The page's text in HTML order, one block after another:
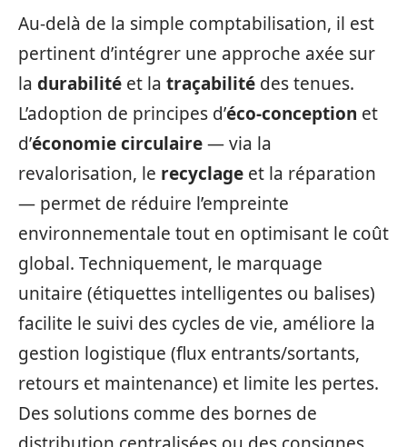
Au-delà de la simple comptabilisation, il est
pertinent d’intégrer une approche axée sur
la durabilité et la traçabilité des tenues.
L’adoption de principes d’éco-conception et
d’économie circulaire— via la
revalorisation, le recyclage et la réparation
— permet de réduire l’empreinte
environnementale tout en optimisant le coût
global. Techniquement, le marquage
unitaire (étiquettes intelligentes ou balises)
facilite le suivi des cycles de vie, améliore la
gestion logistique (flux entrants/sortants,
retours et maintenance) et limite les pertes.
Des solutions comme des bornes de